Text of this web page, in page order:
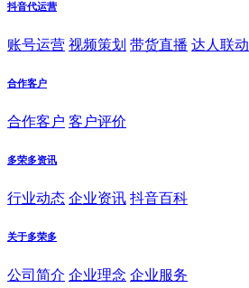
抖音代运营
账号运营 视频策划 带货直播 达人联动
合作客户
合作客户 客户评价
多荣多资讯
行业动态 企业资讯 抖音百科
关于多荣多
公司简介 企业理念 企业服务